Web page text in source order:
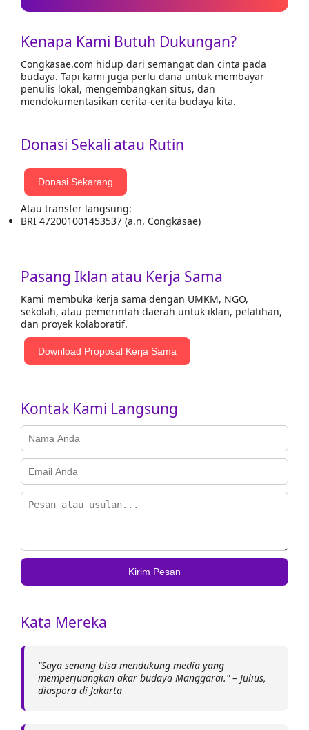
Kenapa Kami Butuh Dukungan?
Congkasae.com hidup dari semangat dan cinta pada
budaya. Tapi kami juga perlu dana untuk membayar
penulis lokal, mengembangkan situs, dan
mendokumentasikan cerita-cerita budaya kita.
Donasi Sekali atau Rutin
Donasi Sekarang
Atau transfer langsung:
BRI 472001001453537 (a.n. Congkasae)
Pasang Iklan atau Kerja Sama
Kami membuka kerja sama dengan UMKM, NGO,
sekolah, atau pemerintah daerah untuk iklan, pelatihan,
dan proyek kolaboratif.
Download Proposal Kerja Sama
Kontak Kami Langsung
Kirim Pesan
Kata Mereka
"Saya senang bisa mendukung media yang
memperjuangkan akar budaya Manggarai." – Julius,
diaspora di Jakarta